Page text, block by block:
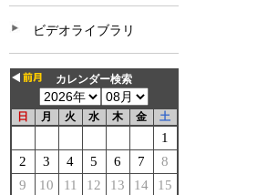
ビデオライブラリ
カレンダー検索
日 月 火 水 木 金 土
1
2
3 4 5 6 7
8
9
10 11 12 13 14
15